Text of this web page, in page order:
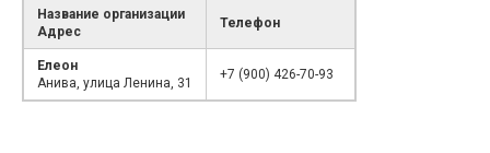
Название организации
Адрес
Телефон
Елеон
Анива, улица Ленина, 31
+7 (900) 426-70-93